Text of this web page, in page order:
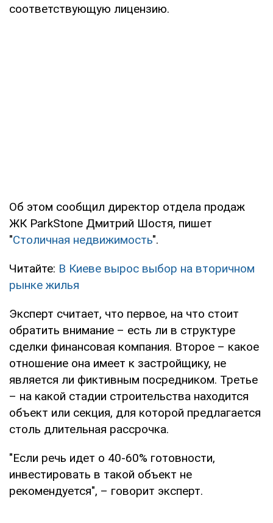
соответствующую лицензию.
Об этом сообщил директор отдела продаж
ЖК ParkStone Дмитрий Шостя, пишет
"Столичная недвижимость".
Читайте: В Киеве вырос выбор на вторичном
рынке жилья
Эксперт считает, что первое, на что стоит
обратить внимание – есть ли в структуре
сделки финансовая компания. Второе – какое
отношение она имеет к застройщику, не
является ли фиктивным посредником. Третье
– на какой стадии строительства находится
объект или секция, для которой предлагается
столь длительная рассрочка.
"Если речь идет о 40-60% готовности,
инвестировать в такой объект не
рекомендуется", – говорит эксперт.